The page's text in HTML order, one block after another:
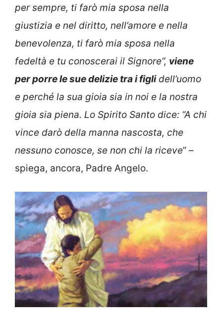
per sempre, ti farò mia sposa nella
giustizia e nel diritto, nell’amore e nella
benevolenza, ti farò mia sposa nella
fedeltà e tu conoscerai il Signore”, viene
per porre le sue delizie tra i figlidell’uomo
e perché la sua gioia sia in noi e la nostra
gioia sia piena. Lo Spirito Santo dice: “A chi
vince darò della manna nascosta, che
nessuno conosce, se non chi la riceve” –
spiega, ancora, Padre Angelo.